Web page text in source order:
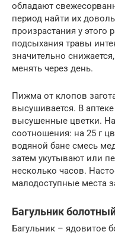
обладают
период найти их
произрастания у
подсыхания травы
значительно
менять через день.
Пижма от клопов
высушивается. В
высушенные цветки.
соотношения: на 25 г
водяной бане смесь
затем укутывают или
несколько часов.
малодоступные места
Багульник
Багульник – ядовитое